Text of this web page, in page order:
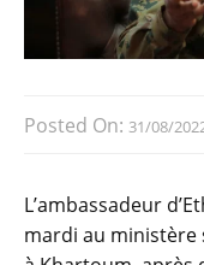
Posted On: 31/08/
L’ambassadeur
mardi au ministère